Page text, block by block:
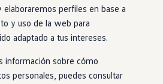
carga y ahorro
de carga
carga
casa
carga
al tráfico que te rodea para que,
Tiguanmantenga una velocidad
que pisar el acelerador. Además, te
al ajustar entodo momento la
con el coche de delante
elaboraremos perfiles en base a
y uso de la web para
adaptado a tus intereses.
información sobre cómo
personales, puedes consultar